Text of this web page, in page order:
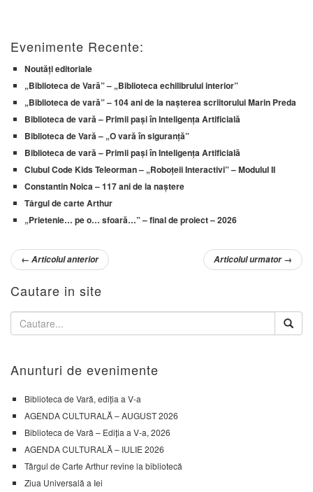
Evenimente Recente:
Noutăți editoriale
„Biblioteca de Vară” – „Biblioteca echilibrului interior”
„Biblioteca de vară” – 104 ani de la nașterea scriitorului Marin Preda
Biblioteca de vară – Primii pași în Inteligența Artificială
Biblioteca de Vară – „O vară în siguranță”
Biblioteca de vară – Primii pași în Inteligența Artificială
Clubul Code Kids Teleorman – „Roboțeii Interactivi” – Modulul II
Constantin Noica – 117 ani de la naștere
Târgul de carte Arthur
„Prietenie… pe o… sfoară…” – final de proiect – 2026
← Articolul anterior Articolul urmator→
Cautare in site
Anunturi de evenimente
Biblioteca de Vară, ediția a V-a
AGENDA CULTURALĂ – AUGUST 2026
Biblioteca de Vară – Ediția a V-a, 2026
AGENDA CULTURALĂ – IULIE 2026
Târgul de Carte Arthur revine la bibliotecă
Ziua Universală a Iei